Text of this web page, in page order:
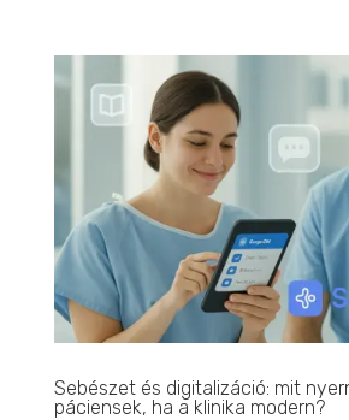
Sebészet és digitalizáció: mit
páciensek, ha a klinika modern?